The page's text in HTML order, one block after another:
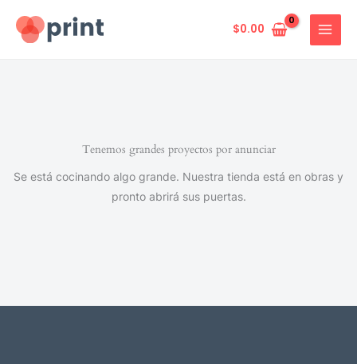
$0.00
Tenemos grandes proyectos por anunciar
Se está cocinando algo grande. Nuestra tienda está en obras y
pronto abrirá sus puertas.